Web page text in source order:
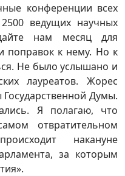
конференции всех
2500 ведущих научных
нам месяц для
поправок к нему. Но к
Не было услышано и
лауреатов. Жорес
Думы.
Я полагаю, что
отвратительном
накануне
за которым